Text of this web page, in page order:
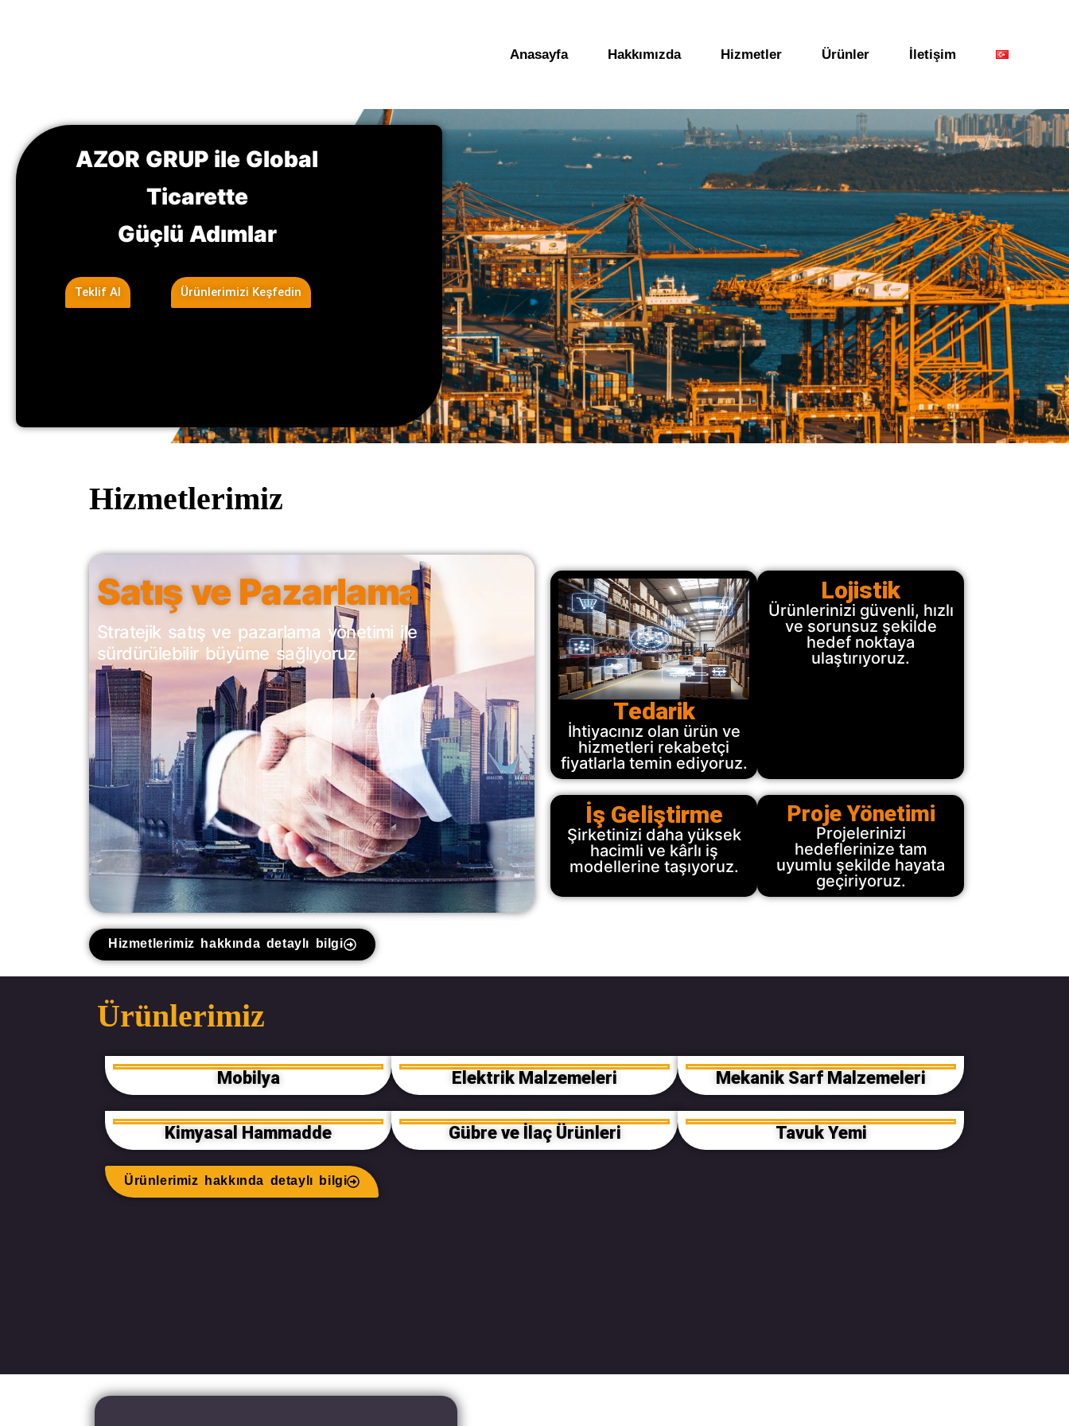
Anasayfa Hakkımızda Hizmetler Ürünler İletişim
AZOR GRUP ile Global
Ticarette
Güçlü Adımlar
Teklif Al Ürünlerimizi Keşfedin
Hizmetlerimiz
Satış ve Pazarlama
Stratejik satış ve pazarlama yönetimi ile
sürdürülebilir büyüme sağlıyoruz
Tedarik
İhtiyacınız olan ürün ve
hizmetleri rekabetçi
fiyatlarla temin ediyoruz.
Lojistik
Ürünlerinizi güvenli, hızlı
ve sorunsuz şekilde
hedef noktaya
ulaştırıyoruz.
İş Geliştirme
Şirketinizi daha yüksek
hacimli ve kârlı iş
modellerine taşıyoruz.
Proje Yönetimi
Projelerinizi
hedeflerinize tam
uyumlu şekilde hayata
geçiriyoruz.
Hizmetlerimiz hakkında detaylı bilgi
Ürünlerimiz
Mobilya Elektrik Malzemeleri Mekanik Sarf Malzemeleri
Kimyasal Hammadde Gübre ve İlaç Ürünleri Tavuk Yemi
Ürünlerimiz hakkında detaylı bilgi